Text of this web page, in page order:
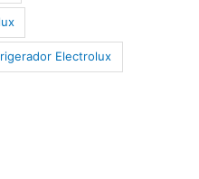
Electrolux